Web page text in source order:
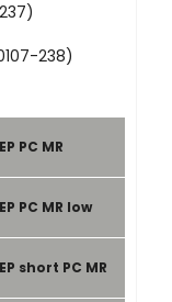
238)
PC MR
PC MR low
short PC MR